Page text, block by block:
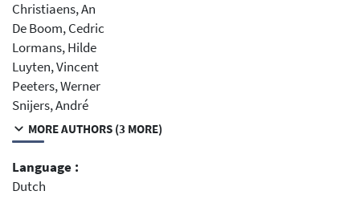
Christiaens, An
De Boom, Cedric
Lormans, Hilde
Luyten, Vincent
Peeters, Werner
Snijers, André
MORE AUTHORS (3 MORE)
Language :
Dutch